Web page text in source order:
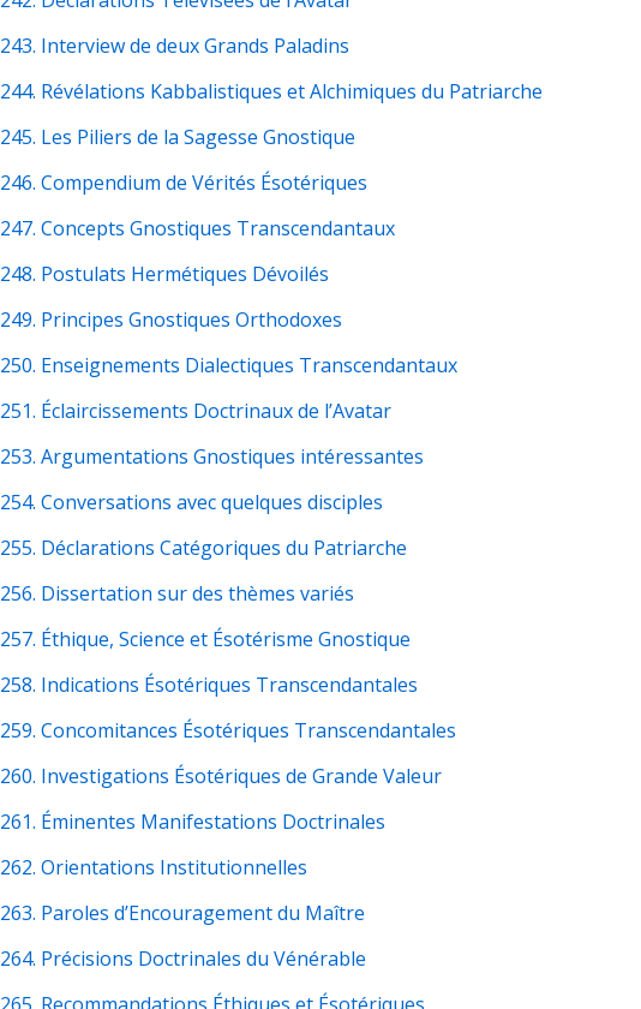
243. Interview de deux Grands Paladins
244. Révélations Kabbalistiques et Alchimiques du Patriarche
245. Les Piliers de la Sagesse Gnostique
246. Compendium de Vérités Ésotériques
247. Concepts Gnostiques Transcendantaux
248. Postulats Hermétiques Dévoilés
249. Principes Gnostiques Orthodoxes
250. Enseignements Dialectiques Transcendantaux
251. Éclaircissements Doctrinaux de l’Avatar
253. Argumentations Gnostiques intéressantes
254. Conversations avec quelques disciples
255. Déclarations Catégoriques du Patriarche
256. Dissertation sur des thèmes variés
257. Éthique, Science et Ésotérisme Gnostique
258. Indications Ésotériques Transcendantales
259. Concomitances Ésotériques Transcendantales
260. Investigations Ésotériques de Grande Valeur
261. Éminentes Manifestations Doctrinales
262. Orientations Institutionnelles
263. Paroles d’Encouragement du Maître
264. Précisions Doctrinales du Vénérable